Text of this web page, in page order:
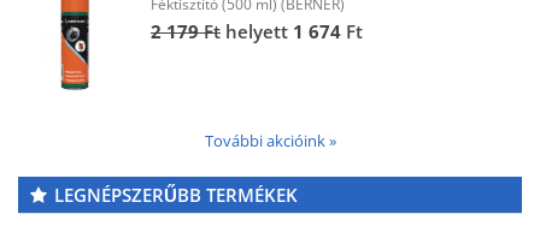
Féktisztító (500 ml) (BERNER)
2 179 Ft helyett 1 674 Ft
További akcióink »
LEGNÉPSZERŰBB TERMÉKEK